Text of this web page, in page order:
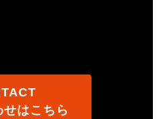
はこちら